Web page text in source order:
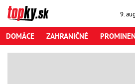
9.
DOMÁCE ZAHRANIČNÉ